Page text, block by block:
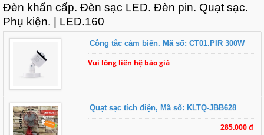
Đèn khẩn cấp. Đèn sạc LED. Đèn pin. Quạt sạc.
Phụ kiện. | LED.160
Công tắc cảm biến. Mã số: CT01.PIR 300W
Vui lòng liên hệ báo giá
Quạt sạc tích điện, Mã số: KLTQ-JBB628
285.000 đ